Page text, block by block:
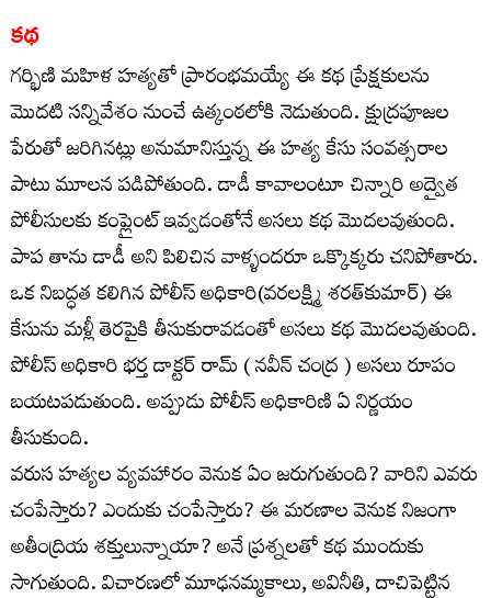
కథ
గర్భిణి మహిళ హత్యతో ప్రారంభమయ్యే ఈ కథ ప్రేక్షకులను
మొదటి సన్నివేశం నుంచే ఉత్కంఠలోకి నెడుతుంది. క్షుద్రపూజల
పేరుతో జరిగినట్లు అనుమానిస్తున్న ఈ హత్య కేసు సంవత్సరాల
పాటు మూలన పడిపోతుంది. డాడీ కావాలంటూ చిన్నారి అద్వైత
పోలీసులకు కంప్లైంట్ ఇవ్వడంతోనే అసలు కథ మొదలవుతుంది.
పాప తాను డాడీ అని పిలిచిన వాళ్ళందరూ ఒక్కొక్కరు చనిపోతారు.
ఒక నిబద్ధత కలిగిన పోలీస్ అధికారి(వరలక్ష్మి శరత్‌కుమార్) ఈ
కేసును మళ్లీ తెరపైకి తీసుకురావడంతో అసలు కథ మొదలవుతుంది.
పోలీస్ అధికారి భర్త డాక్టర్ రామ్ ( నవీన్ చంద్ర ) అసలు రూపం
బయటపడుతుంది. అప్పుడు పోలీస్ అధికారిణి ఏ నిర్ణయం
తీసుకుంది.
వరుస హత్యల వ్యవహారం వెనుక ఏం జరుగుతుంది? వారిని ఎవరు
చంపేస్తారు? ఎందుకు చంపేస్తారు? ఈ మరణాల వెనుక నిజంగా
అతీంద్రియ శక్తులున్నాయా? అనే ప్రశ్నలతో కథ ముందుకు
సాగుతుంది. విచారణలో మూఢనమ్మకాలు, అవినీతి, దాచిపెట్టిన